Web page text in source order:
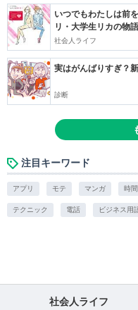
いつでもわたしは前
リ・大学生リカの物語
社会人ライフ
実はがんばりすぎ？
診断
注目キーワード
アプリ モテ マンガ 時間
テクニック 電話 ビジネス用
社会人ライフ